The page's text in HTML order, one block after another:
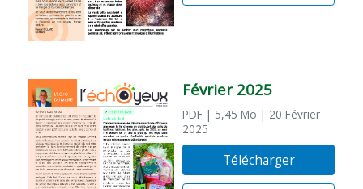
Février 2025
PDF | 5,45 Mo | 20 Février
2025
Télécharger